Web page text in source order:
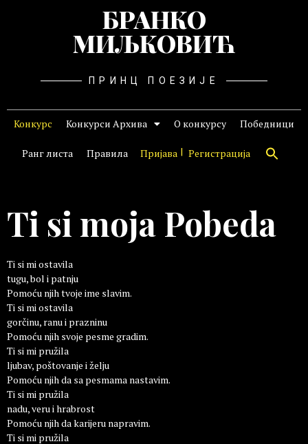
БРАНКО
МИЉКОВИЋ
ПРИНЦ ПОЕЗИЈЕ
Конкурс Конкурси Архива О конкурсу Победници
Ранг листа Правила Пријава Регистрација
Ti si moja Pobeda
Ti si mi ostavila
tugu, bol i patnju
Pomoću njih tvoje ime slavim.
Ti si mi ostavila
gorčinu, ranu i prazninu
Pomoću njih svoje pesme gradim.
Ti si mi pružila
ljubav, poštovanje i želju
Pomoću njih da sa pesmama nastavim.
Ti si mi pružila
nadu, veru i hrabrost
Pomoću njih da karijeru napravim.
Ti si mi pružila